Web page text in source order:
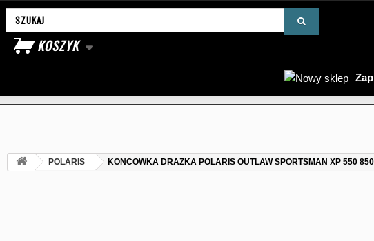
KOSZYK
Wyszukaj produkt
POLARIS KONCOWKA DRAZKA POLARIS OUTLAW SPORTSMAN XP 550